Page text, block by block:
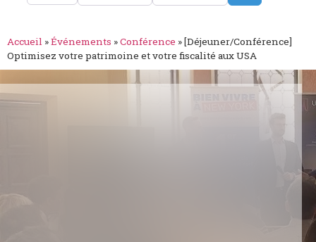
Accueil »Événements »Conférence »[Déjeuner/Conférence]
Optimisez votre patrimoine et votre fiscalité aux USA